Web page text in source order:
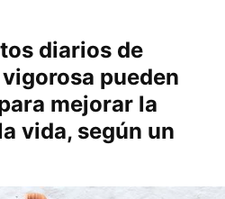
diarios de
pueden
mejorar la
vida, según un